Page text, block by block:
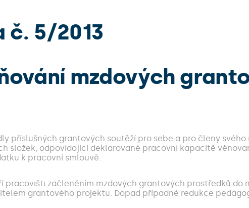
č. 5/2013
mzdových
příslušných grantových soutěží pro sebe a pro členy
složek, odpovídající deklarované pracovní kapacitě
k pracovní smlouvě.
pracovišti začleněním mzdových grantových prostředků do
grantového projektu. Dopad případné redukce